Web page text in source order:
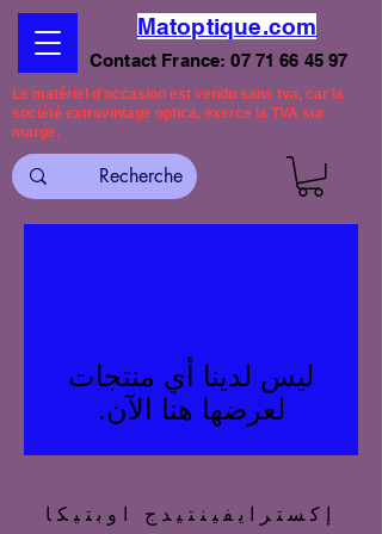
Matoptique.com
Contact France:07 71 66 45 97
Le matériel d'occasion est vendu sans tva, car la
société extravintage optica, exerce la TVA sur
marge.
لعرضها هنا الآن.
إكسترايفينتيدج اوبتيكا